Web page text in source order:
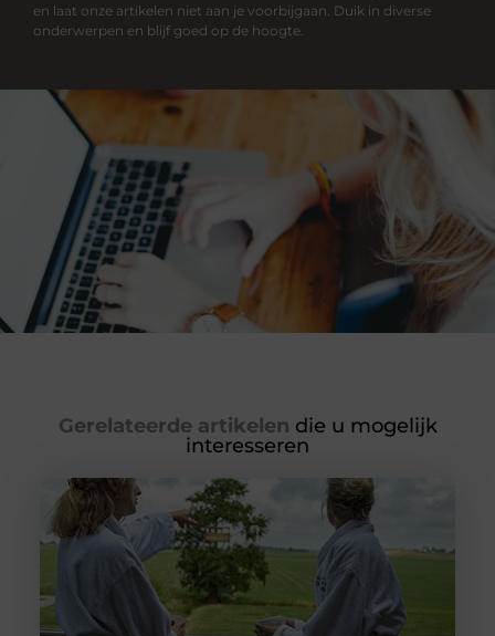
en laat onze artikelen niet aan je voorbijgaan. Duik in diverse
onderwerpen en blijf goed op de hoogte.
Gerelateerde artikelen die u mogelijk
interesseren